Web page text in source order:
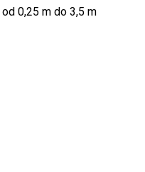
0,25 m do 3,5 m